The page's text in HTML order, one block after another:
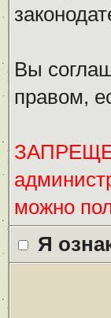
Вы
правом,
можно
Я